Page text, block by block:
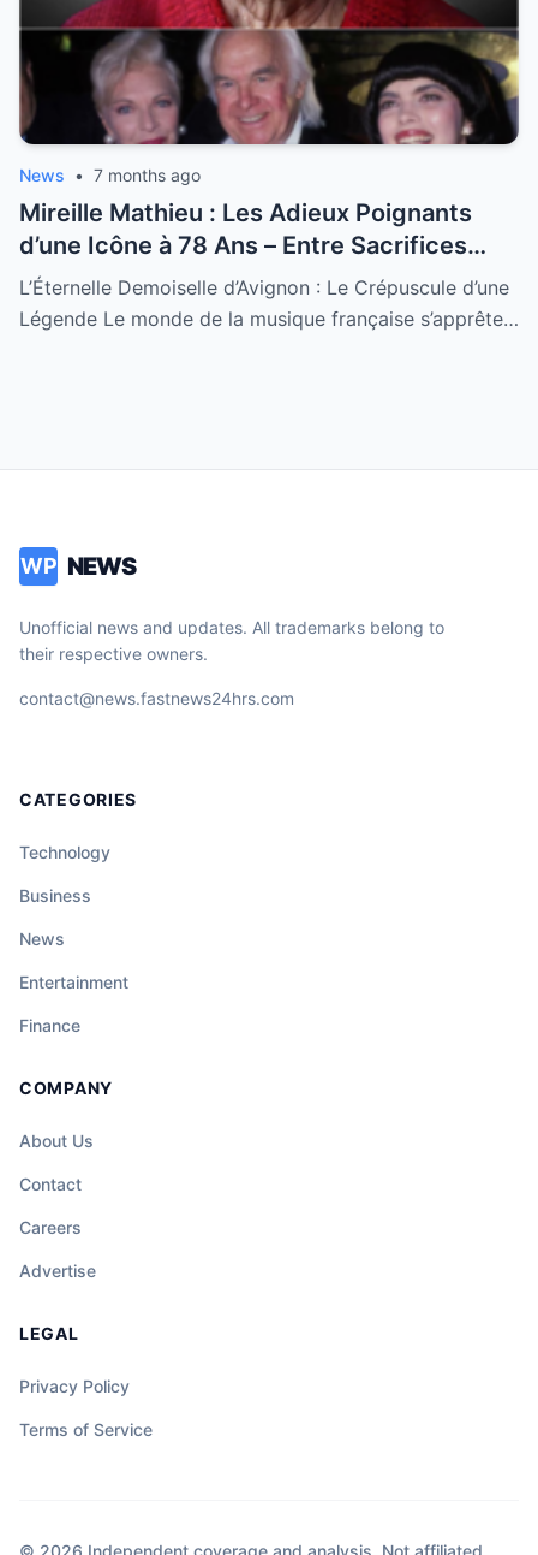
News • 7 months ago
Mireille Mathieu : Les Adieux Poignants
d’une Icône à 78 Ans – Entre Sacrifices
Amoureux et Destin Royal
L’Éternelle Demoiselle d’Avignon : Le Crépuscule d’une
Légende Le monde de la musique française s’apprête…
WP NEWS
Unofficial news and updates. All trademarks belong to
their respective owners.
contact@news.fastnews24hrs.com
CATEGORIES
Technology
Business
News
Entertainment
Finance
COMPANY
About Us
Contact
Careers
Advertise
LEGAL
Privacy Policy
Terms of Service
© 2026 Independent coverage and analysis. Not affiliated